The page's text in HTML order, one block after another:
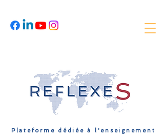
Plateforme dédiée à l'enseignement